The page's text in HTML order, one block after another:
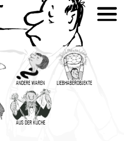
ANDERE WAREN LIEBHABER­OBJEKTE
AUS DER KÜCHE